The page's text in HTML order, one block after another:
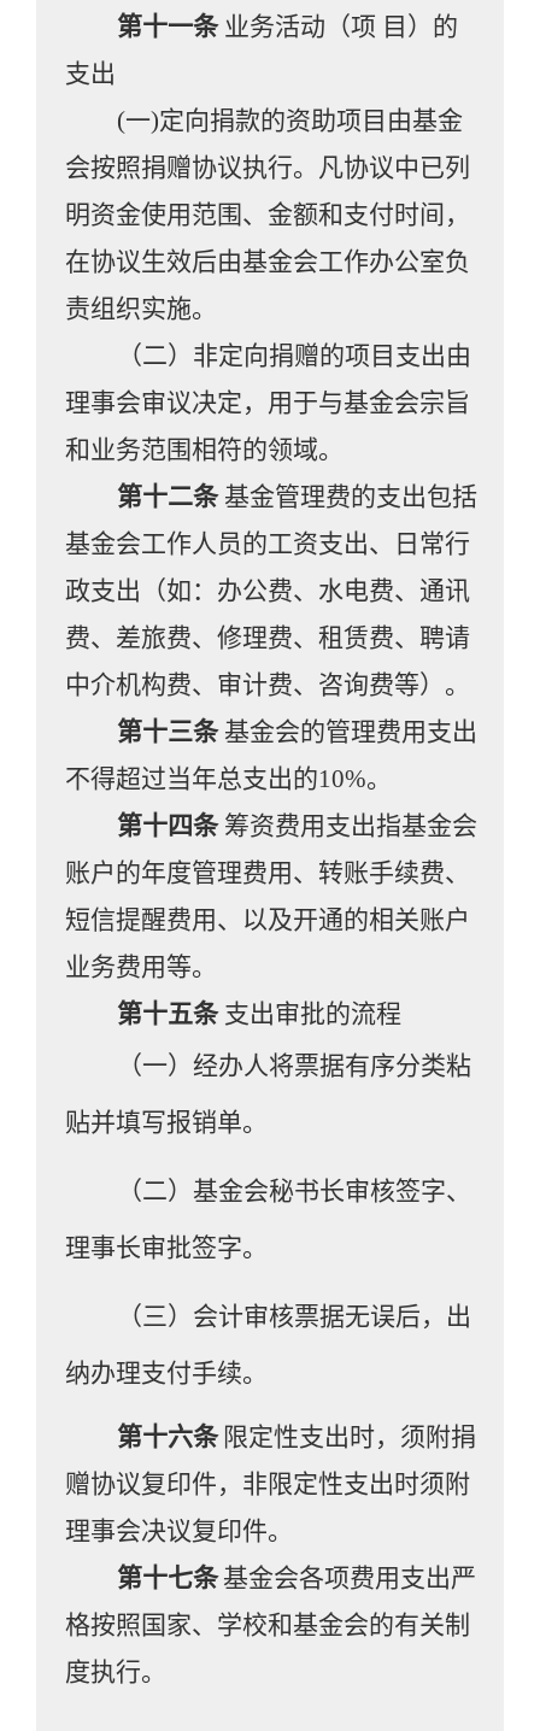
第十一条 业务活动（项 目）的
支出
(一)定向捐款的资助项目由基金
会按照捐赠协议执行。凡协议中已列
明资金使用范围、金额和支付时间，
在协议生效后由基金会工作办公室负
责组织实施。
（二） 非定向捐赠的项目支出由
理事会审议决定，用于与基金会宗旨
和业务范围相符的领域。
第十二条基金管理费的支出包括
基金会工作人员的工资支出、日常行
政支出（如：办公费、水电费、通讯
费、差旅费、修理费、租赁费、聘请
中介机构费、审计费、咨询费等）。
第十三条 基金会的管理费用支出
不得超过当年总支出的10%。
第十四条 筹资费用支出指基金会
账户的年度管理费用、转账手续费、
短信提醒费用、以及开通的相关账户
业务费用等。
第十五条 支出审批的流程
（一）经办人将票据有序分类粘
贴并填写报销单。
（二）基金会秘书长审核签字、
理事长审批签字。
（三）会计审核票据无误后，出
纳办理支付手续。
第十六条 限定性支出时，须附捐
赠协议复印件，非限定性支出时须附
理事会决议复印件。
第十七条 基金会各项费用支出严
格按照国家、学校和基金会的有关制
度执行。